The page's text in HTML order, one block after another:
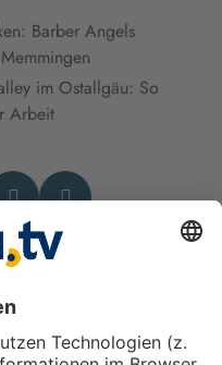
Barber Angels
im Ostallgäu: So
Arbeit